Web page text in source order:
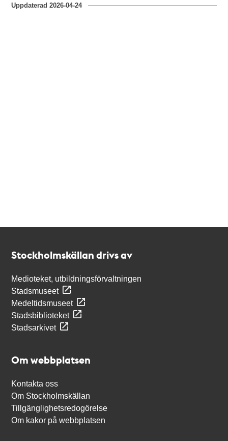
Uppdaterad2026-04-24
Stockholmskällan drivs av
Medioteket, utbildningsförvaltningen
Stadsmuseet
Medeltidsmuseet
Stadsbiblioteket
Stadsarkivet
Om webbplatsen
Kontakta oss
Om Stockholmskällan
Tillgänglighetsredogörelse
Om kakor på webbplatsen